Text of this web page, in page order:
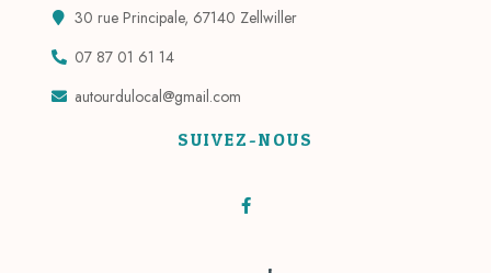
30 rue Principale, 67140 Zellwiller
07 87 01 61 14
autourdulocal@gmail.com
SUIVEZ-NOUS